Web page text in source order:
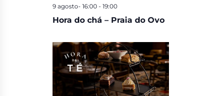
9 agosto- 16:00 -19:00
Hora do chá – Praia do Ovo